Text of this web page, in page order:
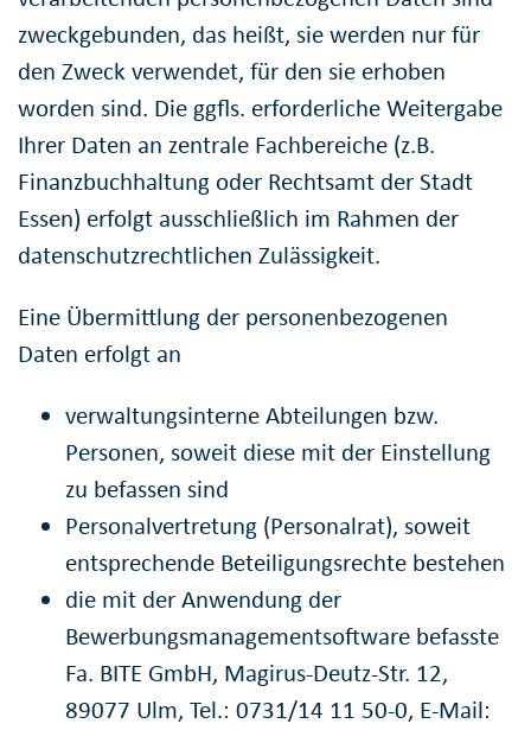
zweckgebunden, das heißt, sie werden nur für
den Zweck verwendet, für den sie erhoben
worden sind. Die ggfls. erforderliche Weitergabe
Ihrer Daten an zentrale Fachbereiche (z.B.
Finanzbuchhaltung oder Rechtsamt der Stadt
Essen) erfolgt ausschließlich im Rahmen der
datenschutzrechtlichen Zulässigkeit.
Eine Übermittlung der personenbezogenen
Daten erfolgt an
verwaltungsinterne Abteilungen bzw.
Personen, soweit diese mit der Einstellung
zu befassen sind
Personalvertretung (Personalrat), soweit
entsprechende Beteiligungsrechte bestehen
die mit der Anwendung der
Bewerbungsmanagementsoftware befasste
Fa. BITE GmbH, Magirus-Deutz-Str. 12,
89077 Ulm, Tel.: 0731/14 11 50-0, E-Mail: